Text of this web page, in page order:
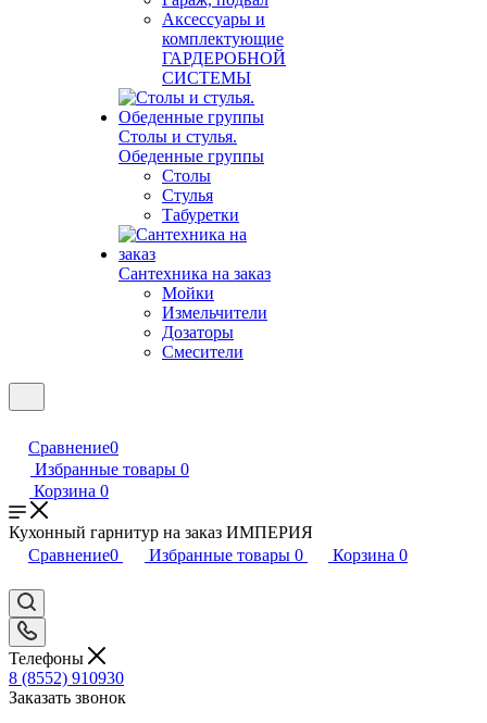
Аксессуары и
комплектующие
ГАРДЕРОБНОЙ
СИСТЕМЫ
Столы и стулья.
Обеденные группы
Столы
Стулья
Табуретки
Сантехника на заказ
Мойки
Измельчители
Дозаторы
Смесители
Сравнение0
Избранные товары 0
Корзина 0
Кухонный гарнитур на заказ ИМПЕРИЯ
Сравнение0 Избранные товары 0 Корзина 0
Телефоны
8 (8552) 910930
Заказать звонок